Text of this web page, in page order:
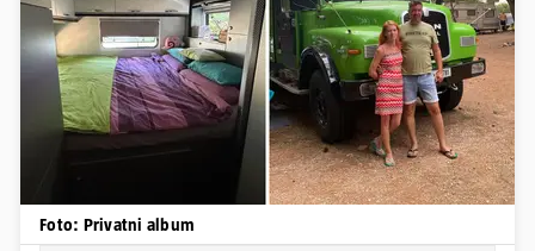
Foto: Privatni album